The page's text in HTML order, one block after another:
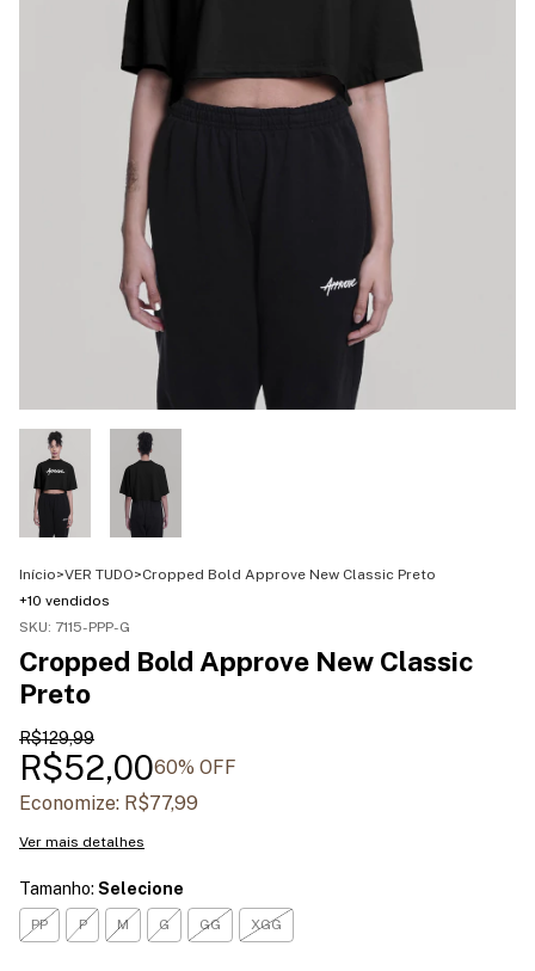
Início>VER TUDO>Cropped Bold Approve New Classic Preto
+10 vendidos
SKU: 7115-PPP-G
Cropped Bold Approve New Classic
Preto
R$129,99
R$52,0060% OFF
Economize: R$77,99
Ver mais detalhes
Tamanho: Selecione
PP P M G GG XGG